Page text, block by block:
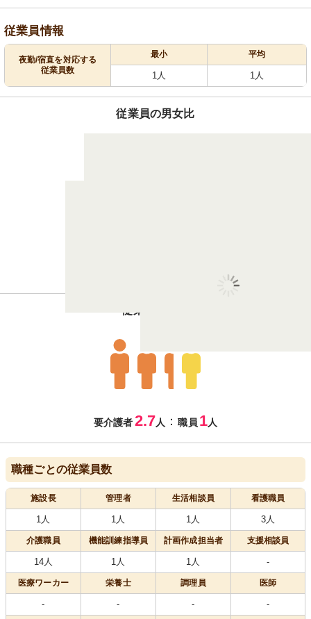
従業員情報
夜勤/宿直を対応する
従業員数
最小 平均
1人 1人
従業員の男女比
従業員の体制
要介護者2.7人 ：職員 1人
職種ごとの従業員数
施設長 管理者 生活相談員 看護職員
1人 1人 1人 3人
介護職員 機能訓練指導員 計画作成担当者 支援相談員
14人 1人 1人 -
医療ワーカー 栄養士 調理員 医師
- - - -